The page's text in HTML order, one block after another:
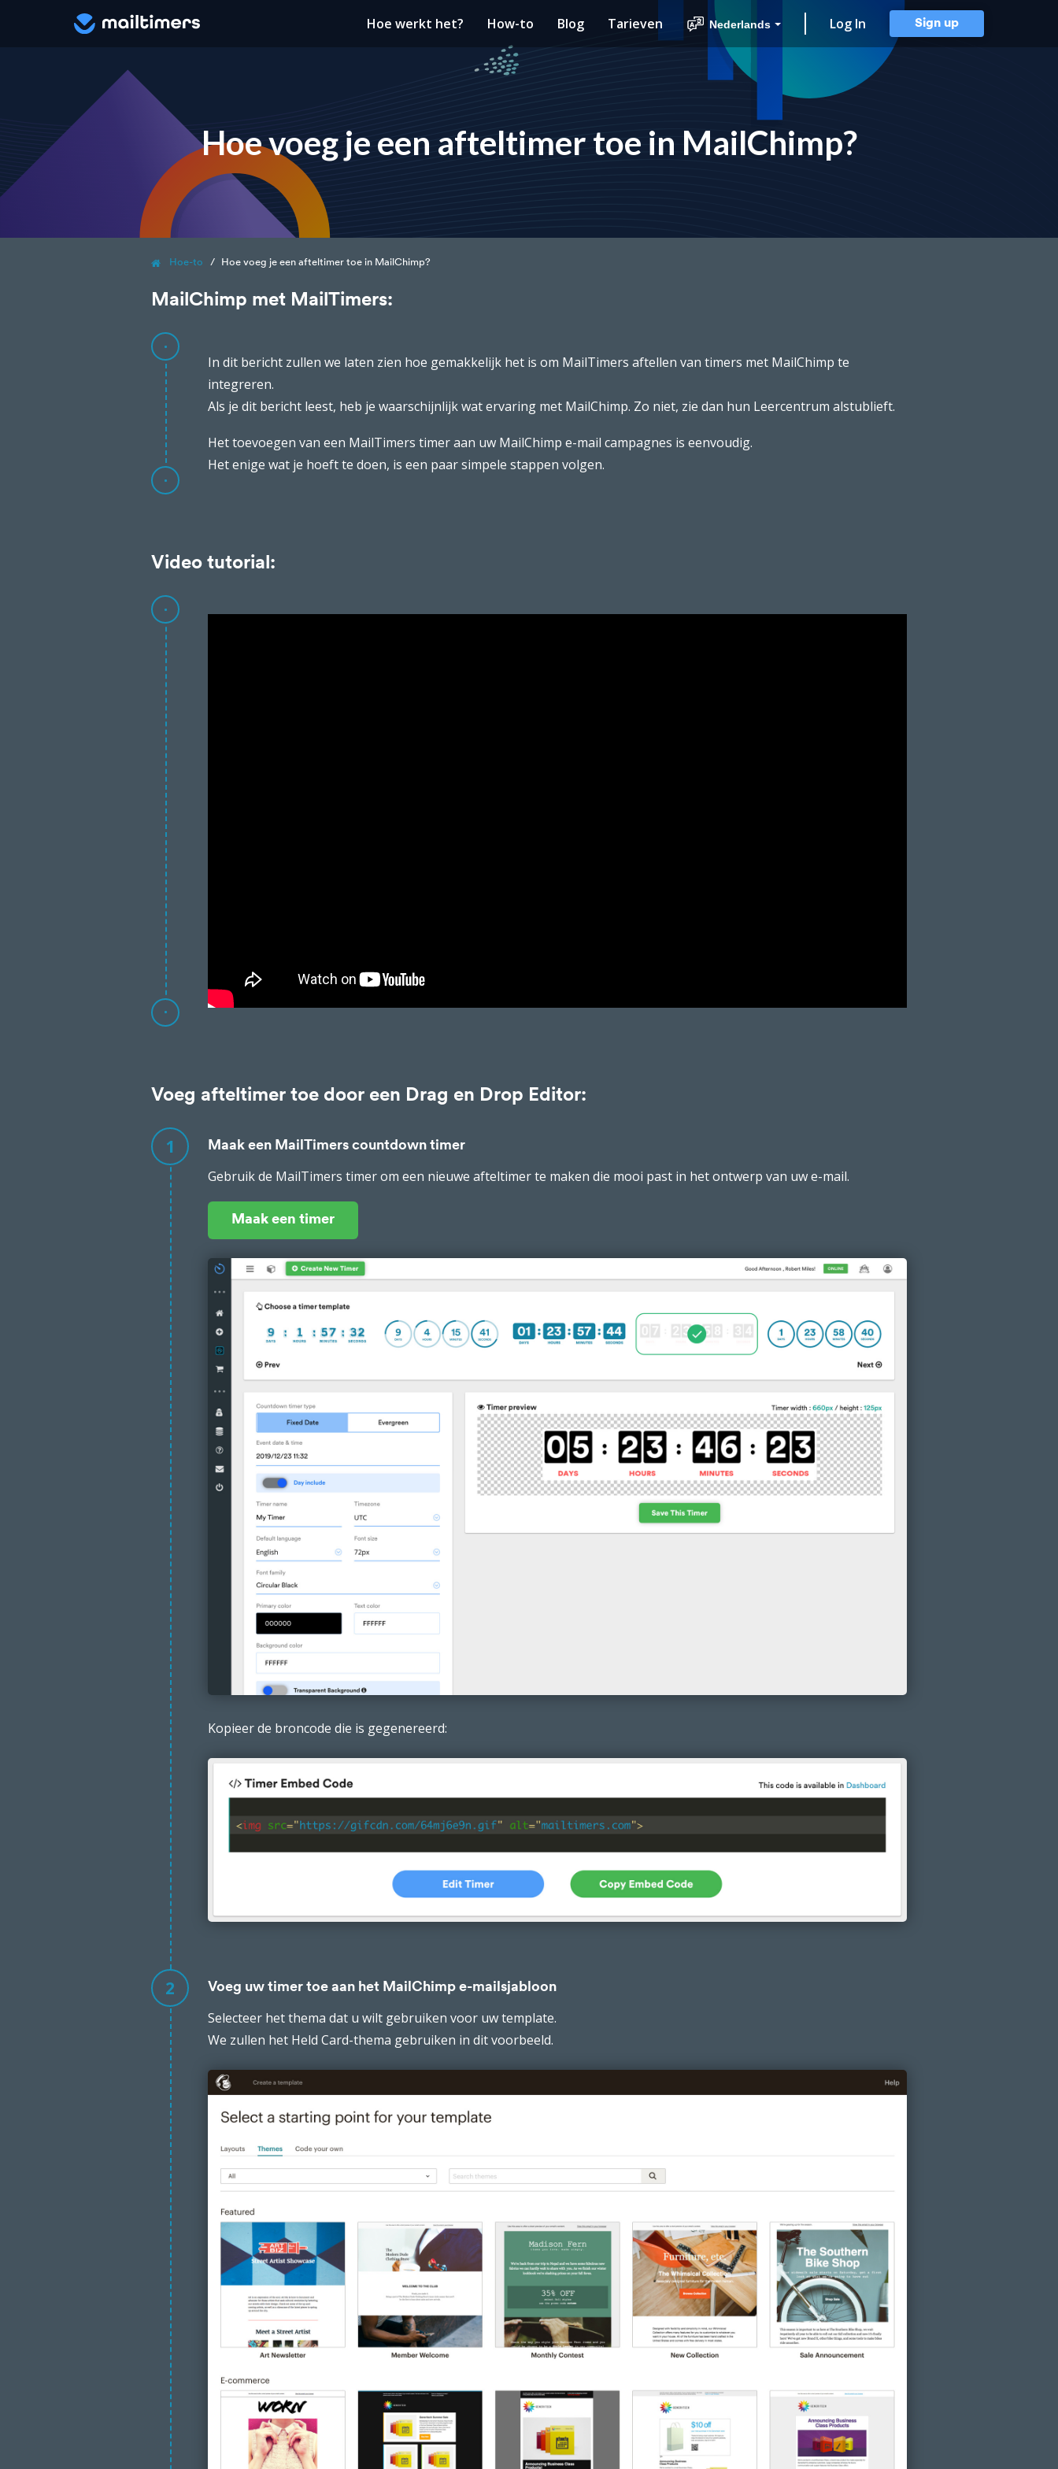
Hoe werkt het? How-to Blog Tarieven Nederlands Log In Sign up
Hoe voeg je een afteltimer toe in MailChimp?
Hoe-to Hoe voeg je een afteltimer toe in MailChimp?
MailChimp met MailTimers:
In dit bericht zullen we laten zien hoe gemakkelijk het is om MailTimers aftellen van timers met MailChimp te
integreren.
Als je dit bericht leest, heb je waarschijnlijk wat ervaring met MailChimp. Zo niet, zie dan hun Leercentrum alstublieft.
Het toevoegen van een MailTimers timer aan uw MailChimp e-mail campagnes is eenvoudig.
Het enige wat je hoeft te doen, is een paar simpele stappen volgen.
Video tutorial:
Voeg afteltimer toe door een Drag en Drop Editor:
1 Maak een MailTimers countdown timer
Gebruik de MailTimers timer om een nieuwe afteltimer te maken die mooi past in het ontwerp van uw e-mail.
Maak een timer
Kopieer de broncode die is gegenereerd:
2 Voeg uw timer toe aan het MailChimp e-mailsjabloon
Selecteer het thema dat u wilt gebruiken voor uw template.
We zullen het Held Card-thema gebruiken in dit voorbeeld.